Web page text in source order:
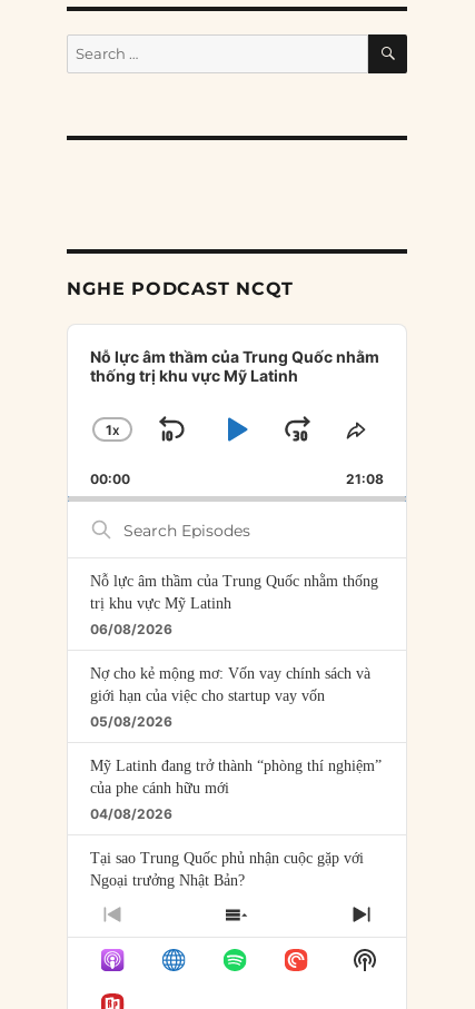
Search
for:
SEARCH
NGHE PODCAST NCQT
Audio
Player
Nỗ lực âm thầm của Trung Quốc nhằm
thống trị khu vực Mỹ Latinh
CHANGE
RATE
1X
SKIP
BACKWARD
PLAYJUMP
FORWARD
SHARE
EPISODE
00:00 21:08
Search
Episodes
Nỗ lực âm thầm của Trung Quốc nhằm thống
trị khu vực Mỹ Latinh
06/08/2026
Nợ cho kẻ mộng mơ: Vốn vay chính sách và
giới hạn của việc cho startup vay vốn
05/08/2026
Mỹ Latinh đang trở thành “phòng thí nghiệm”
của phe cánh hữu mới
04/08/2026
Tại sao Trung Quốc phủ nhận cuộc gặp với
Ngoại trưởng Nhật Bản?
04/08/2026
Điểm mù chiến lược của Trump tại Thái Bình
Dương
03/08/2026
PREVIOUS
EPISODE
SHOW
EPISODES
LIST
NEXT
EPISODE
Show
Podcast